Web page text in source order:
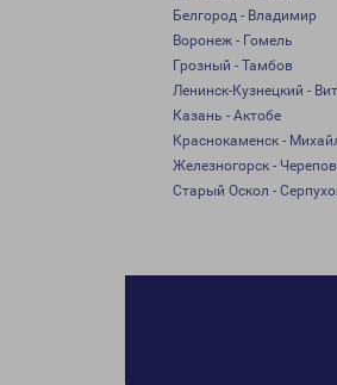
Белгород - Владимир
Воронеж - Гомель
Грозный - Тамбов
Ленинск-Кузнецкий -
Казань - Актобе
Краснокаменск -
Железногорск -
Старый Оскол -